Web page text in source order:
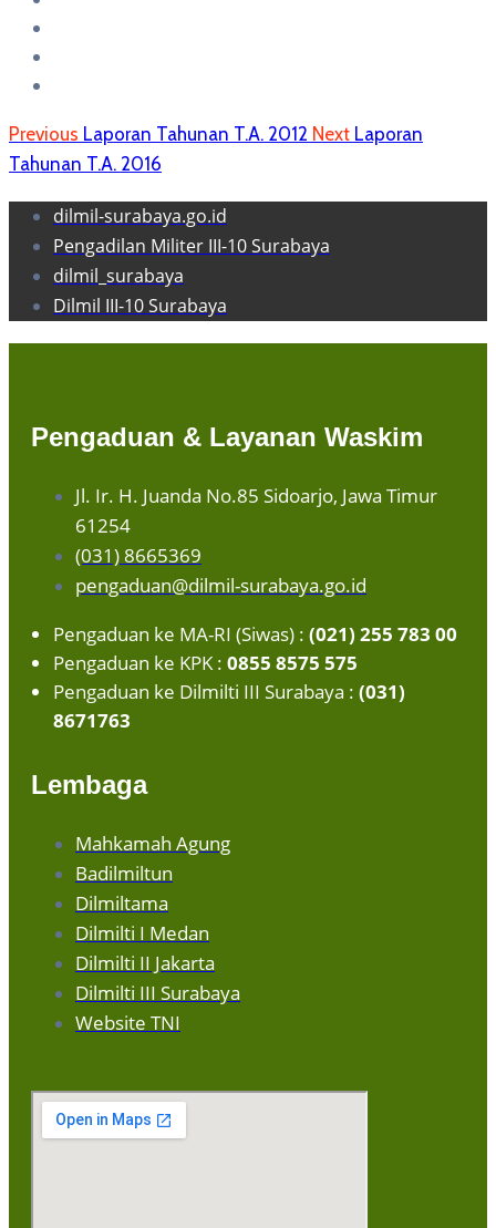
Previous Laporan Tahunan T.A. 2012 Next Laporan
Tahunan T.A. 2016
dilmil-surabaya.go.id
Pengadilan Militer III-10 Surabaya
dilmil_surabaya
Dilmil III-10 Surabaya
Pengaduan & Layanan Waskim
Jl. Ir. H. Juanda No.85 Sidoarjo, Jawa Timur
61254
(031) 8665369
pengaduan@dilmil-surabaya.go.id
Pengaduan ke MA-RI (Siwas) : (021) 255 783 00
Pengaduan ke KPK : 0855 8575 575
Pengaduan ke Dilmilti III Surabaya : (031)
8671763
Lembaga
Mahkamah Agung
Badilmiltun
Dilmiltama
Dilmilti I Medan
Dilmilti II Jakarta
Dilmilti III Surabaya
Website TNI